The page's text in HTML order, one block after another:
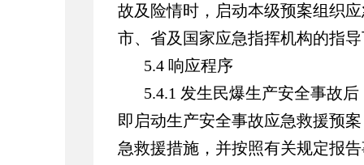
故及险情时，启动本级预案组织
市、省及国家应急指挥机构的指
5.4 响应程序
5.4.1 发生民爆生产安全事故
即启动生产安全事故应急救援预
急救援措施，并按照有关规定报